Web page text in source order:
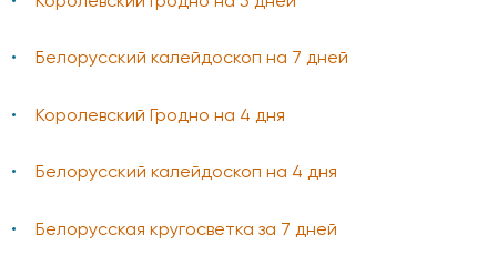
Белорусский калейдоскоп на 7 дней
Королевский Гродно на 4 дня
Белорусский калейдоскоп на 4 дня
Белорусская кругосветка за 7 дней